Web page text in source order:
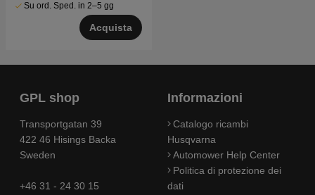
Su ord. Sped. in 2–5 gg
Acquista
GPL shop
Transportgatan 39
422 46 Hisings Backa
Sweden
+46 31 - 24 30 15
Informazioni
Catalogo ricambi
Husqvarna
Automower Help Center
Politica di protezione dei
dati